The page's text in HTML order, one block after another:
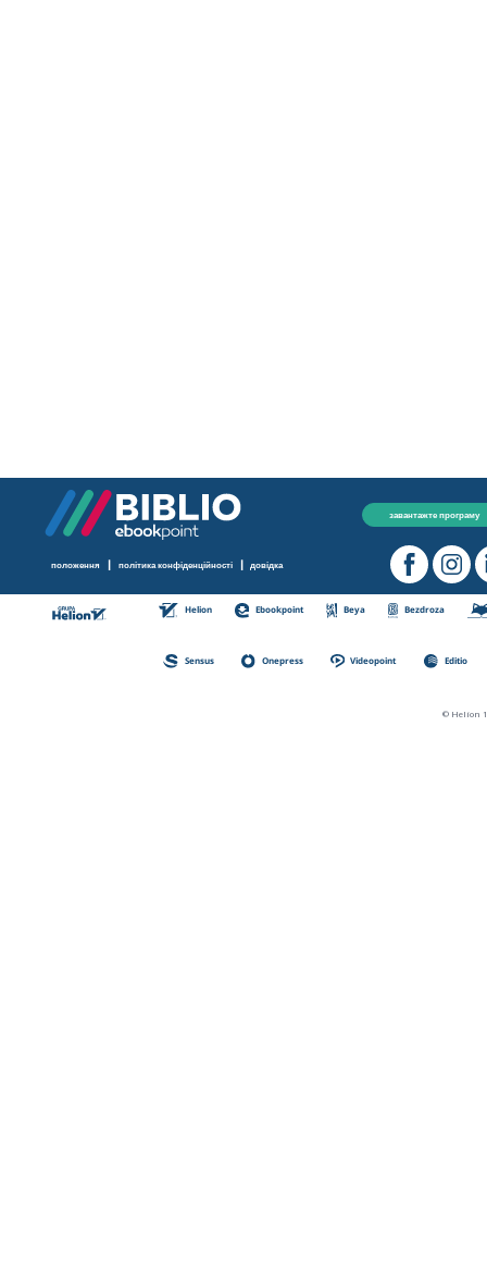
завантажте програму
положення | політика конфіденційності | довідка
Helion Ebookpoint Beya Bezdroza
Sensus Onepress Videopoint Editio
© Helion